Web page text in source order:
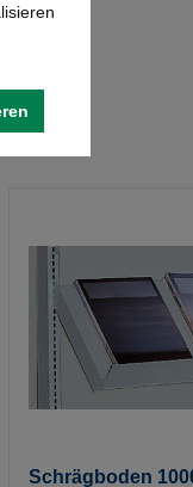
Schrägboden